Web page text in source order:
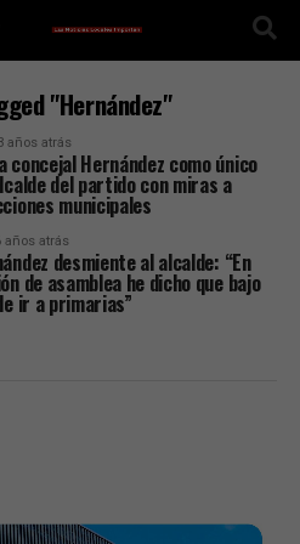
"Hernández"
años atrás
concejal Hernández como único
del partido con miras a
municipales
años atrás
desmiente al alcalde: “En
de asamblea he dicho que bajo
ir a primarias”